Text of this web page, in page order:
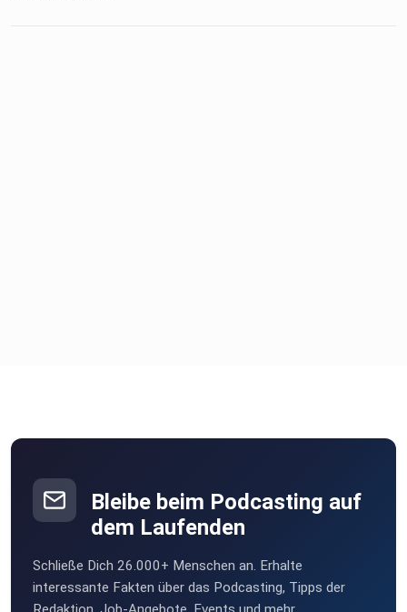
Bleibe beim Podcasting auf
dem Laufenden
Schließe Dich 26.000+ Menschen an. Erhalte
interessante Fakten über das Podcasting, Tipps der